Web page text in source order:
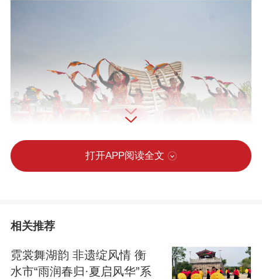
打开APP阅读全文
相关推荐
霓裳舞湖韵 非遗绽风情 衡
水市“雨润春归·夏启风华”系